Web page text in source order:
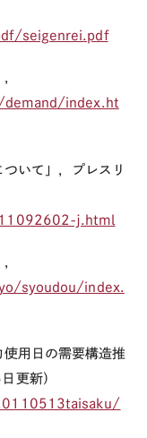
seigenrei.pdf
index.ht
いて」，プレスリ
j.html
syoudou/index.
用日の需要構造推
更新）